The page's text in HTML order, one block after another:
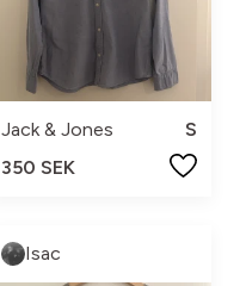
Jack & Jones
S
350 SEK
Isac